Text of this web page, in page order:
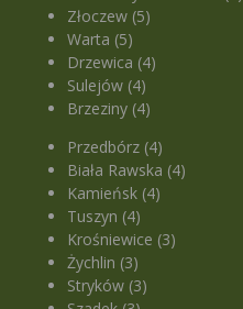
Złoczew (5)
Warta (5)
Drzewica (4)
Sulejów (4)
Brzeziny (4)
Przedbórz (4)
Biała Rawska (4)
Kamieńsk (4)
Tuszyn (4)
Krośniewice (3)
Żychlin (3)
Stryków (3)